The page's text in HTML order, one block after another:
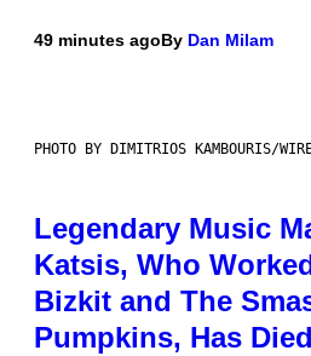
49 minutes agoBy Dan Milam
PHOTO BY DIMITRIOS KAMBOURIS/
Legendary Music
Katsis, Who
Bizkit and The
Pumpkins, Has Died